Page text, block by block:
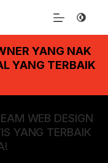
YANG NAK
YANG TERBAIK
WEB DESIGN
YANG TERBAIK